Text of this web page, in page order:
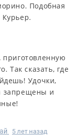
Подобная
приготовленную
Так сказать, где
Удочки,
запрещены и
5 лет назад